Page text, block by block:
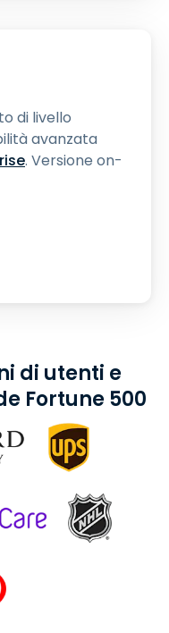
di livello
avanzata
. Versione on-
di utenti e
Fortune 500